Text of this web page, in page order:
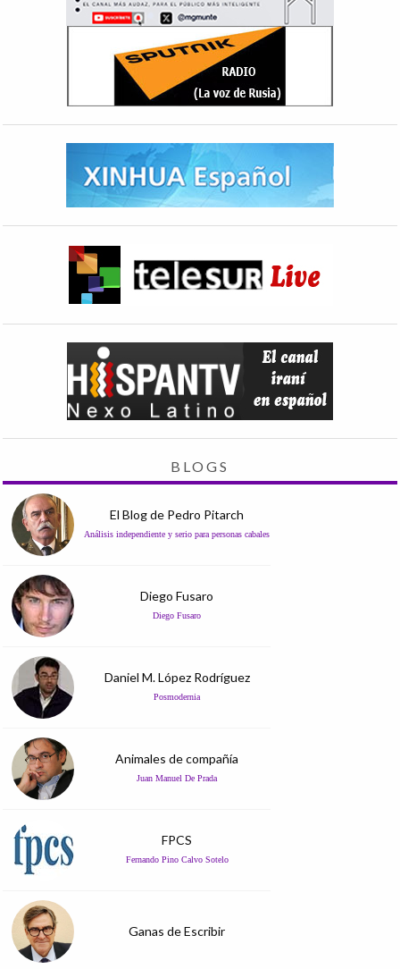
BLOGS
El Blog de Pedro Pitarch
Análisis independiente y serio para personas cabales
Diego Fusaro
Diego Fusaro
Daniel M. López Rodríguez
Posmodernia
Animales de compañía
Juan Manuel De Prada
FPCS
Fernando Pino Calvo Sotelo
Ganas de Escribir